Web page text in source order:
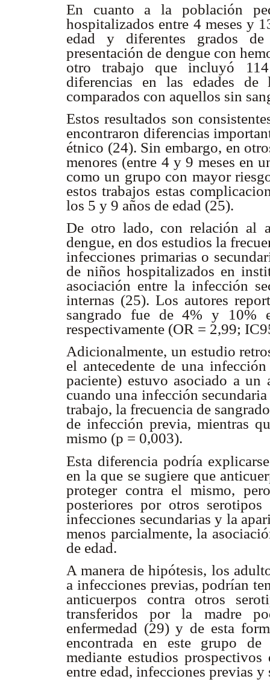
En cuanto a la población
hospitalizados entre 4 meses y
edad y diferentes grados
presentación de dengue con
otro trabajo que incluyó
diferencias en las edades de
comparados con aquellos sin
Estos resultados son
encontraron diferencias
étnico (24). Sin embargo, en
menores (entre 4 y 9 meses en
como un grupo con mayor
estos trabajos estas
los 5 y 9 años de edad (25).
De otro lado, con relación al
dengue, en dos estudios la
infecciones primarias o
de niños hospitalizados en
asociación entre la infección
internas (25). Los autores
sangrado fue de 4% y 10%
respectivamente (OR = 2,99;
Adicionalmente, un estudio
el antecedente de una
paciente) estuvo asociado a
cuando una infección
trabajo, la frecuencia de
de infección previa, mientras
mismo (p = 0,003).
Esta diferencia podría
en la que se sugiere que
proteger contra el mismo,
posteriores por otros
infecciones secundarias y la
menos parcialmente, la
de edad.
A manera de hipótesis, los
a infecciones previas, podrían
anticuerpos contra otros
transferidos por la madre
enfermedad (29) y de esta
encontrada en este grupo de
mediante estudios
entre edad, infecciones previas y